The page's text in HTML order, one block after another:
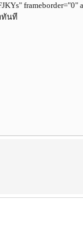
frameborder="0"
ทันที